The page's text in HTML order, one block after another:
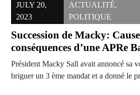
JULY 20,
2023
ACTUALITÉ,
POLITIQUE
Succession de Macky:
conséquences d’une APRe
Président Macky Sall avait annoncé sa
briguer un 3 ème mandat et a donné le